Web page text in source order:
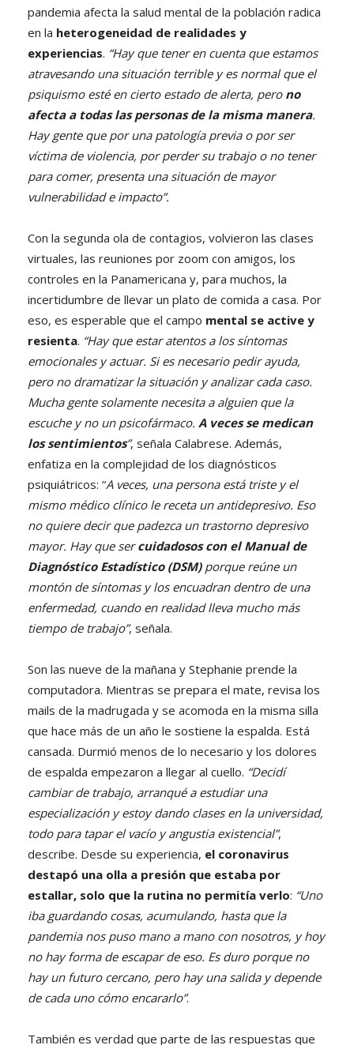
pandemia afecta la salud mental de la población radica
en la heterogeneidad de realidades y
experiencias. “Hay que tener en cuenta que estamos
atravesando una situación terrible y es normal que el
psiquismo esté en cierto estado de alerta, pero no
afecta a todas las personas de la misma manera.
Hay gente que por una patología previa o por ser
víctima de violencia, por perder su trabajo o no tener
para comer, presenta una situación de mayor
vulnerabilidad e impacto”.
Con la segunda ola de contagios, volvieron las clases
virtuales, las reuniones por zoom con amigos, los
controles en la Panamericana y, para muchos, la
incertidumbre de llevar un plato de comida a casa. Por
eso, es esperable que el campo mental se active y
resienta. “Hay que estar atentos a los síntomas
emocionales y actuar. Si es necesario pedir ayuda,
pero no dramatizar la situación y analizar cada caso.
Mucha gente solamente necesita a alguien que la
escuche y no un psicofármaco. A veces se medican
los sentimientos”, señala Calabrese. Además,
enfatiza en la complejidad de los diagnósticos
psiquiátricos: “A veces, una persona está triste y el
mismo médico clínico le receta un antidepresivo. Eso
no quiere decir que padezca un trastorno depresivo
mayor. Hay que sercuidadosos con el Manual de
Diagnóstico Estadístico (DSM)porque reúne un
montón de síntomas y los encuadran dentro de una
enfermedad, cuando en realidad lleva mucho más
tiempo de trabajo”, señala.
Son las nueve de la mañana y Stephanie prende la
computadora. Mientras se prepara el mate, revisa los
mails de la madrugada y se acomoda en la misma silla
que hace más de un año le sostiene la espalda. Está
cansada. Durmió menos de lo necesario y los dolores
de espalda empezaron a llegar al cuello. “Decidí
cambiar de trabajo, arranqué a estudiar una
especialización y estoy dando clases en la universidad,
todo para tapar el vacío y angustia existencial”,
describe. Desde su experiencia, el coronavirus
destapó una olla a presión que estaba por
estallar, solo que la rutina no permitía verlo: “Uno
iba guardando cosas, acumulando, hasta que la
pandemia nos puso mano a mano con nosotros, y hoy
no hay forma de escapar de eso. Es duro porque no
hay un futuro cercano, pero hay una salida y depende
de cada uno cómo encararlo”.
También es verdad que parte de las respuestas que